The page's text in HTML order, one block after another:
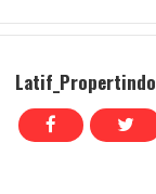
Latif_Propertindo